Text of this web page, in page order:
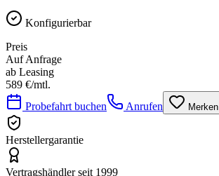
Konfigurierbar
Preis
Auf Anfrage
ab Leasing
589 €/mtl.
Probefahrt buchen
Anrufen Merken
Herstellergarantie
Vertragshändler seit 1999